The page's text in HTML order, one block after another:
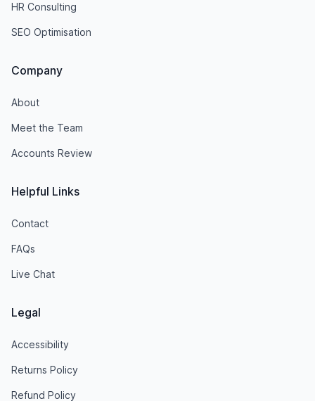
HR Consulting
SEO Optimisation
Company
About
Meet the Team
Accounts Review
Helpful Links
Contact
FAQs
Live Chat
Legal
Accessibility
Returns Policy
Refund Policy